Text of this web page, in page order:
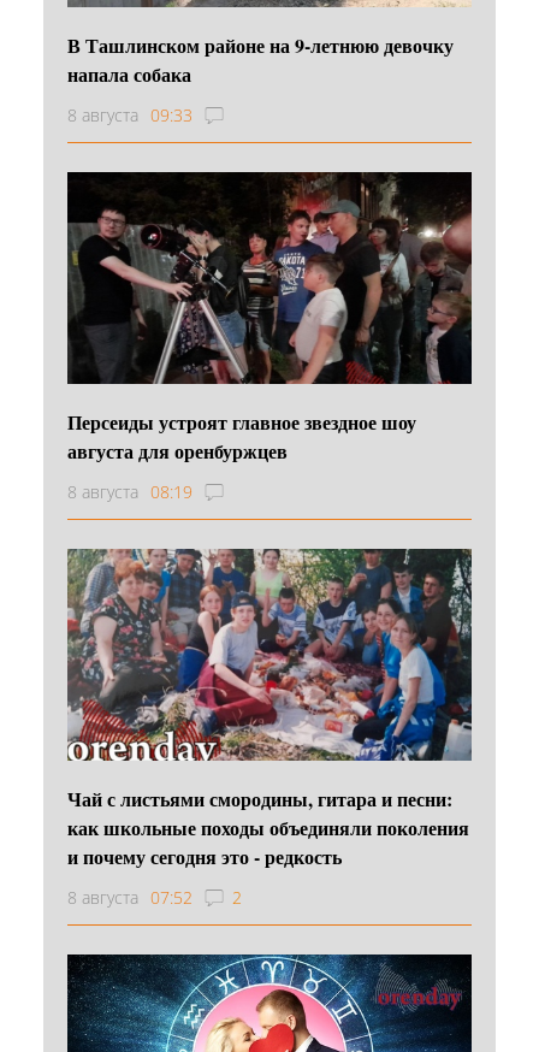
В Ташлинском районе на 9-летнюю девочку
напала собака
8 августа 09:33
Персеиды устроят главное звездное шоу
августа для оренбуржцев
8 августа 08:19
Чай с листьями смородины, гитара и песни:
как школьные походы объединяли поколения
и почему сегодня это - редкость
8 августа 07:52 2